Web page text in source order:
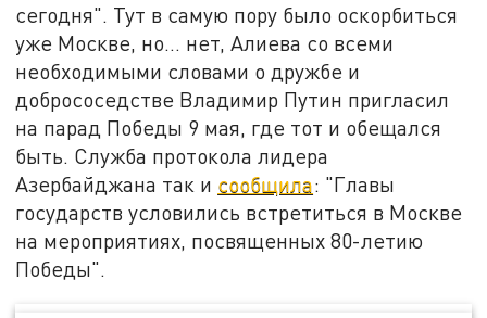
сегодня". Тут в самую пору было оскорбиться
уже Москве, но… нет, Алиева со всеми
необходимыми словами о дружбе и
добрососедстве Владимир Путин пригласил
на парад Победы 9 мая, где тот и обещался
быть. Служба протокола лидера
Азербайджана так и сообщила: "Главы
государств условились встретиться в Москве
на мероприятиях, посвященных 80-летию
Победы".